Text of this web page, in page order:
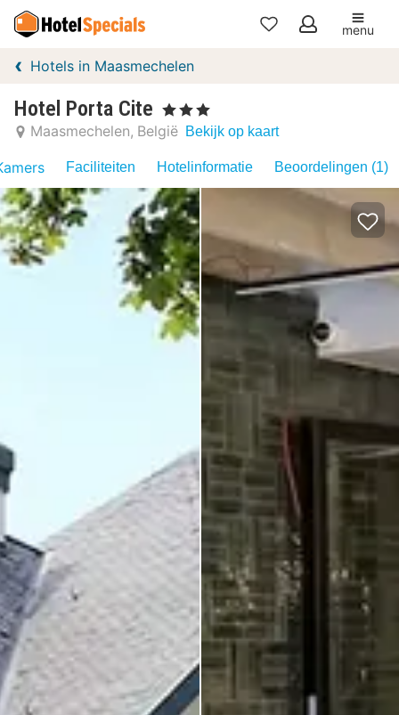
Mijn
menu
Hotels in Maasmechelen
Hotel Porta Cite , 3 Sterren
Maasmechelen België Bekijk op kaart
Faciliteiten Hotelinformatie Beoordelingen (1)